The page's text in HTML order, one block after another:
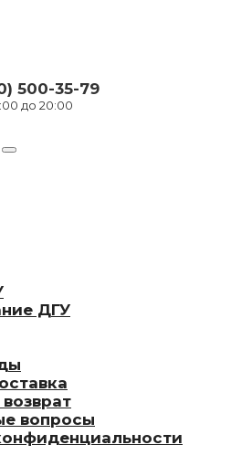
500-35-79
до 20:00
ДГУ
вопросы